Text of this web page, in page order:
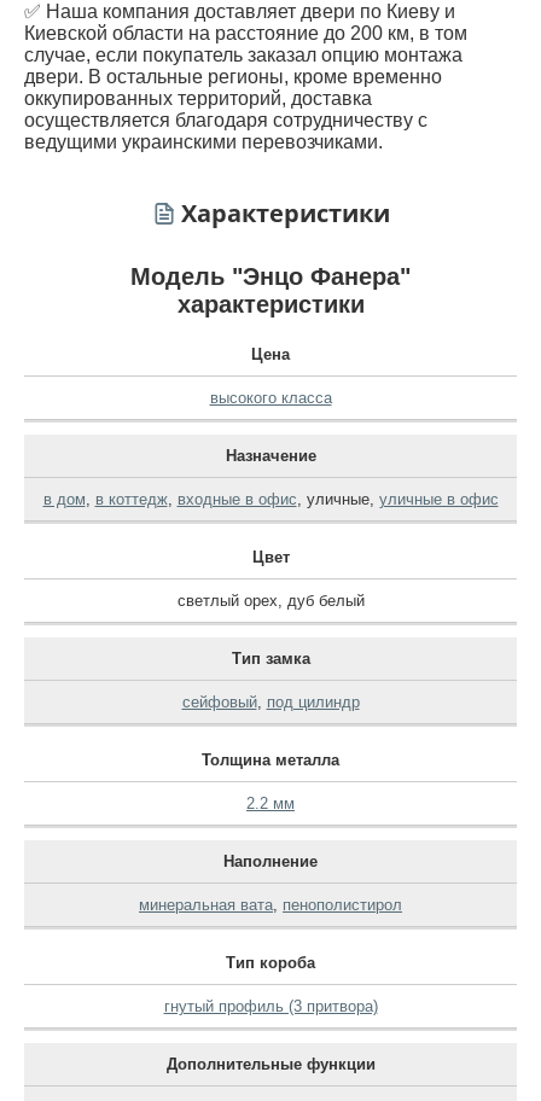
✅ Наша компания доставляет двери по Киеву и
Киевской области на расстояние до 200 км, в том
случае, если покупатель заказал опцию монтажа
двери. В остальные регионы, кроме временно
оккупированных территорий, доставка
осуществляется благодаря сотрудничеству с
ведущими украинскими перевозчиками.
Характеристики
Модель "Энцо Фанера"
характеристики
Цена
высокого класса
Назначение
в дом, в коттедж, входные в офис, уличные, уличные в офис
Цвет
светлый орех, дуб белый
Тип замка
сейфовый, под цилиндр
Толщина металла
2.2 мм
Наполнение
минеральная вата, пенополистирол
Тип короба
гнутый профиль (3 притвора)
Дополнительные функции